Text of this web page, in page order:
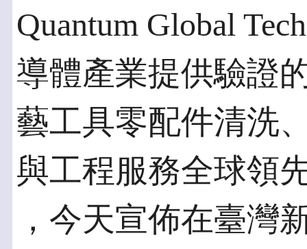
Quantum Global
導體產業提供驗證
藝工具零配件清洗
與工程服務全球領
，今天宣佈在臺灣